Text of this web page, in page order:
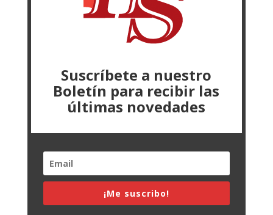
Suscríbete a nuestro
Boletín para recibir las
últimas novedades
¡Me suscribo!